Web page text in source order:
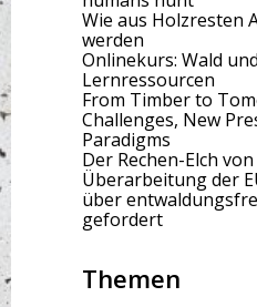
Wie aus Holzresten
werden
Onlinekurs: Wald
Lernressourcen
From Timber to
Challenges, New
Paradigms
Der Rechen-Elch
Überarbeitung der
über
gefordert
Themen